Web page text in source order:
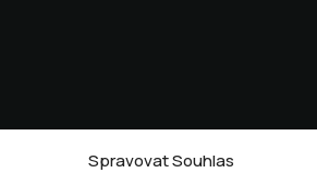
Spravovat Souhlas
info@spokojenyvlastnik.cz